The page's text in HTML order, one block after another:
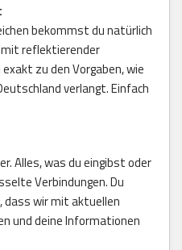
bekommst du natürlich
reflektierender
zu den Vorgaben, wie
verlangt. Einfach
Alles, was du eingibst oder
Verbindungen. Du
dass wir mit aktuellen
und deine Informationen